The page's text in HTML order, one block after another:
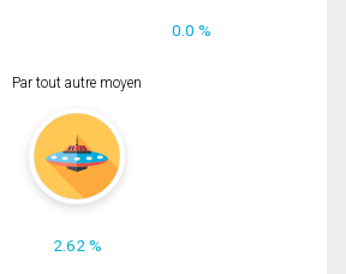
0.0 %
Par tout autre moyen
2.62 %